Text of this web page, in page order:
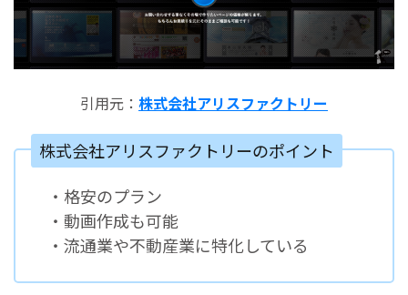
引用元： 株式会社アリスファクトリー
株式会社アリスファクトリーのポイント
・格安のプラン
・動画作成も可能
・流通業や不動産業に特化している